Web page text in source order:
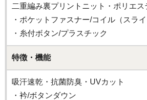
二重編み裏プリントニット・ポリエス
・ポケットファスナー/コイル（スライ
・糸付ボタン/プラスチック
特徴・機能
吸汗速乾・抗菌防臭・UVカット
・衿/ボタンダウン